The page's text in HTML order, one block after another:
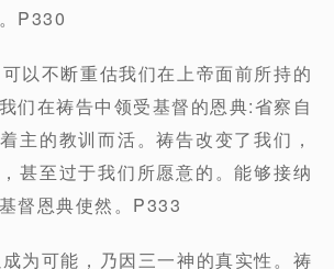
P330
以不断重估我们在上帝面前所持的
们在祷告中领受基督的恩典:省察自
主的教训而活。祷告改变了我们，
甚至过于我们所愿意的。能够接纳
督恩典使然。P333
为可能，乃因三一神的真实性。祷